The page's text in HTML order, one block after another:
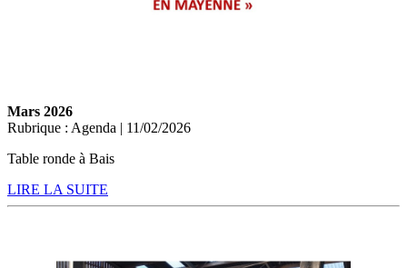
Mars 2026
Rubrique : Agenda | 11/02/2026
Table ronde à Bais
LIRE LA SUITE